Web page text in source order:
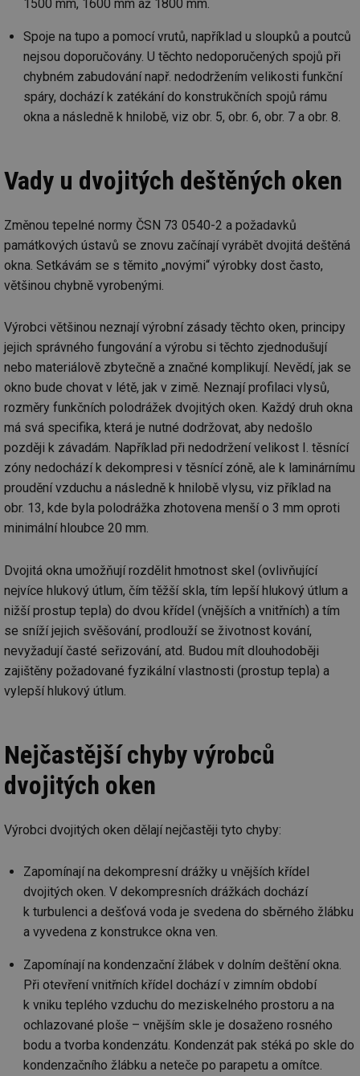
1500 mm, 1600 mm až 1800 mm.
Spoje na tupo a pomocí vrutů, například u sloupků a poutců
nejsou doporučovány. U těchto nedoporučených spojů při
chybném zabudování např. nedodržením velikosti funkční
spáry, dochází k zatékání do konstrukčních spojů rámu
okna a následně k hnilobě, viz obr. 5, obr. 6, obr. 7 a obr. 8.
Vady u dvojitých deštěných oken
Změnou tepelné normy ČSN 73 0540-2 a požadavků
památkových ústavů se znovu začínají vyrábět dvojitá deštěná
okna. Setkávám se s těmito „novými“ výrobky dost často,
většinou chybně vyrobenými.
Výrobci většinou neznají výrobní zásady těchto oken, principy
jejich správného fungování a výrobu si těchto zjednodušují
nebo materiálově zbytečně a značné komplikují. Nevědí, jak se
okno bude chovat v létě, jak v zimě. Neznají profilaci vlysů,
rozměry funkčních polodrážek dvojitých oken. Každý druh okna
má svá specifika, která je nutné dodržovat, aby nedošlo
později k závadám. Například při nedodržení velikost I. těsnící
zóny nedochází k dekompresi v těsnící zóně, ale k laminárnímu
proudění vzduchu a následně k hnilobě vlysu, viz příklad na
obr. 13, kde byla polodrážka zhotovena menší o 3 mm oproti
minimální hloubce 20 mm.
Dvojitá okna umožňují rozdělit hmotnost skel (ovlivňující
nejvíce hlukový útlum, čím těžší skla, tím lepší hlukový útlum a
nižší prostup tepla) do dvou křídel (vnějších a vnitřních) a tím
se sníží jejich svěšování, prodlouží se životnost kování,
nevyžadují časté seřizování, atd. Budou mít dlouhodoběji
zajištěny požadované fyzikální vlastnosti (prostup tepla) a
vylepší hlukový útlum.
Nejčastější chyby výrobců
dvojitých oken
Výrobci dvojitých oken dělají nejčastěji tyto chyby:
Zapomínají na dekompresní drážky u vnějších křídel
dvojitých oken. V dekompresních drážkách dochází
k turbulenci a dešťová voda je svedena do sběrného žlábku
a vyvedena z konstrukce okna ven.
Zapomínají na kondenzační žlábek v dolním deštění okna.
Při otevření vnitřních křídel dochází v zimním období
k vniku teplého vzduchu do meziskelného prostoru a na
ochlazované ploše – vnějším skle je dosaženo rosného
bodu a tvorba kondenzátu. Kondenzát pak stéká po skle do
kondenzačního žlábku a neteče po parapetu a omítce.